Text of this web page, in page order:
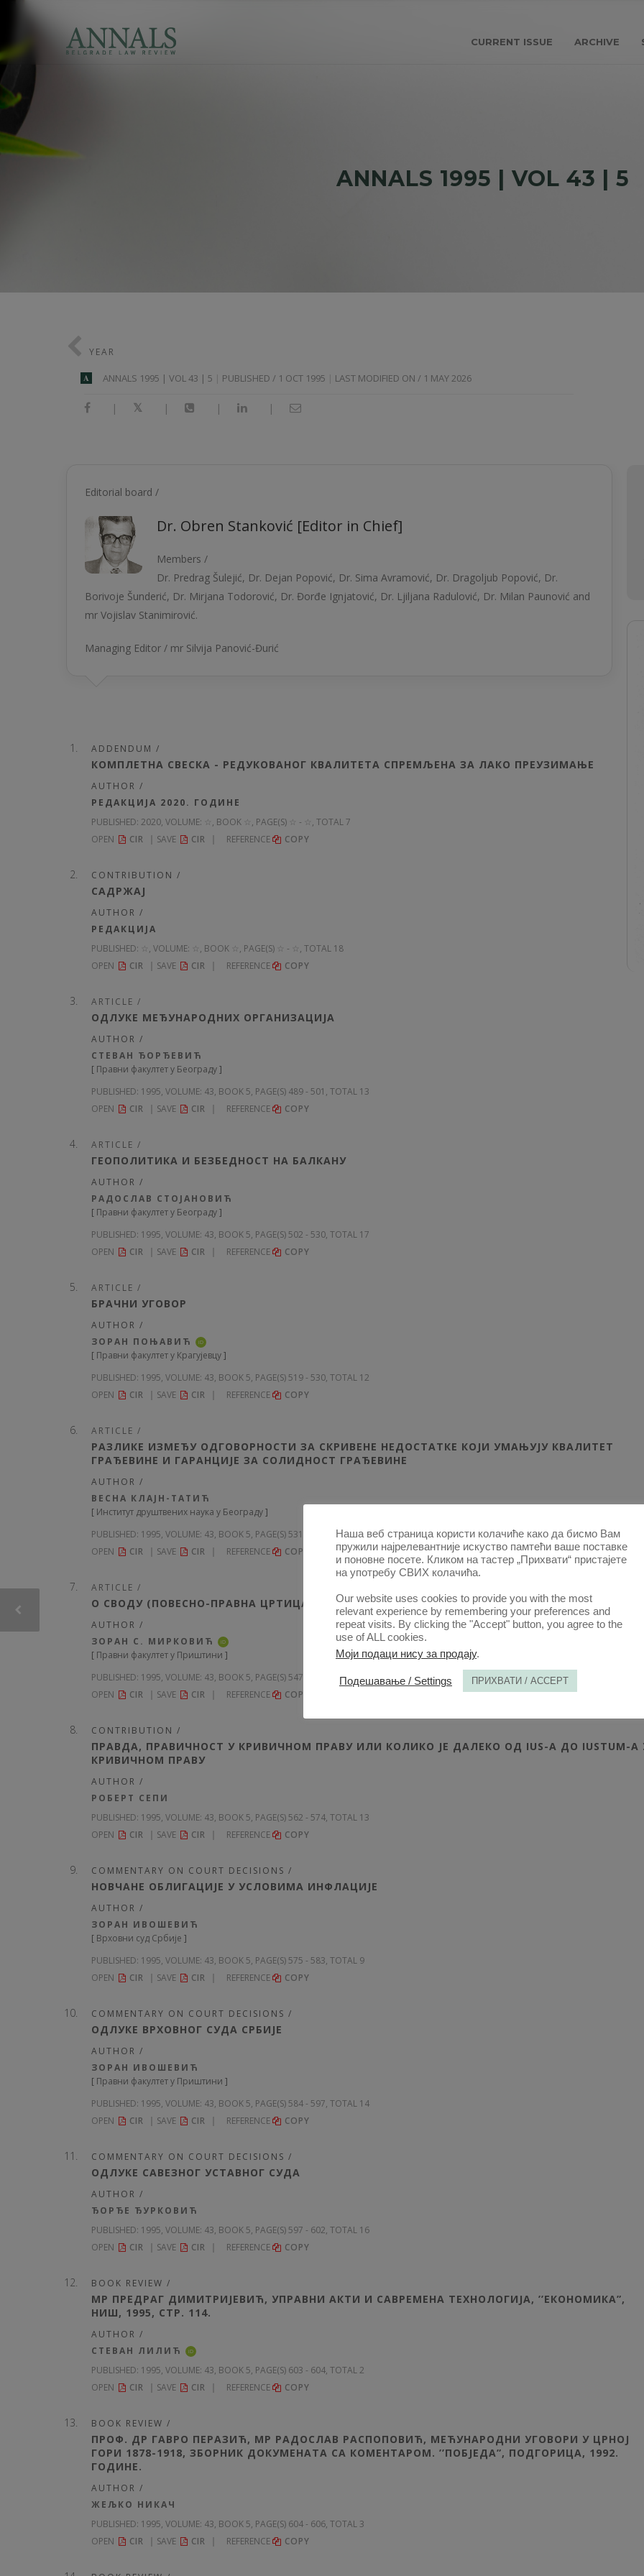
CURRENT ISSUE ARCHIVE
ANNALS 1995 | VOL 43 | 5
YEAR
A ANNALS 1995 | VOL 43 | 5 PUBLISHED / 1 OCT 1995 LAST MODIFIED ON / 1 MAY 2026
| | | |
Editorial board /
Dr. Obren Stanković [Editor in Chief]
Members /
Dr. Predrag Šulejić, Dr. Dejan Popović, Dr. Sima Avramović, Dr. Dragolјub Popović, Dr.
Borivoje Šunderić, Dr. Mirjana Todorović, Dr. Đorđe Ignjatović, Dr. Ljilјana Radulović, Dr. Milan Paunović and
mr Vojislav Stanimirović.
Managing Editor / mr Silvija Panović-Đurić
ADDENDUM /
КОМПЛЕТНА СВЕСКА - РЕДУКОВАНОГ КВАЛИТЕТА СПРЕМЉЕНА ЗА ЛАКО ПРЕУЗИМАЊЕ
AUTHOR /
РЕДАКЦИЈА 2020. ГОДИНЕ
PUBLISHED: 2020, VOLUME: ☆ , BOOK ☆, PAGE(S) ☆ - ☆, TOTAL 7
OPEN
CIR SAVE CIR REFERENCE COPY
CONTRIBUTION /
САДРЖАЈ
AUTHOR /
РЕДАКЦИЈА
PUBLISHED: ☆, VOLUME: ☆ , BOOK ☆, PAGE(S) ☆ - ☆, TOTAL 18
OPEN
CIR SAVE CIR REFERENCE COPY
ARTICLE /
ОДЛУКЕ МЕЂУНАРОДНИХ ОРГАНИЗАЦИЈА
AUTHOR /
СТЕВАН ЂОРЂЕВИЋ
[ Правни факултет у Београду]
PUBLISHED: 1995, VOLUME: 43, BOOK 5, PAGE(S) 489 - 501, TOTAL 13
OPEN
CIR SAVE CIR REFERENCE COPY
ARTICLE /
ГЕОПОЛИТИКА И БЕЗБЕДНОСТ НА БАЛКАНУ
AUTHOR /
РАДОСЛАВ СТОЈАНОВИЋ
[ Правни факултет у Београду]
PUBLISHED: 1995, VOLUME: 43, BOOK 5, PAGE(S) 502 - 530, TOTAL 17
OPEN
CIR SAVE CIR REFERENCE COPY
ARTICLE /
БРАЧНИ УГОВОР
AUTHOR /
ЗОРАН ПОЊАВИЋ
iD
[ Правни факултет у Крагујевцу]
PUBLISHED: 1995, VOLUME: 43, BOOK 5, PAGE(S) 519 - 530, TOTAL 12
OPEN
CIR SAVE CIR REFERENCE COPY
ARTICLE /
РАЗЛИКЕ ИЗМЕЂУ ОДГОВОРНОСТИ ЗА СКРИВЕНЕ НЕДОСТАТКЕ КОЈИ УМАЊУЈУ КВАЛИТЕТ
ГРАЂЕВИНЕ И ГАРАНЦИЈЕ ЗА СОЛИДНОСТ ГРАЂЕВИНЕ
AUTHOR /
ВЕСНА КЛАЈН-ТАТИЋ
[ Институт друштвених наука y Београду]
PUBLISHED: 1995, VOLUME: 43, BOOK 5, PAGE(S) 531 - 546, TOTAL 16
OPEN
CIR SAVE CIR REFERENCE COPY
ARTICLE /
О СВОДУ (ПОВЕСНО-ПРАВНА ЦРТИЦА)
AUTHOR /
ЗОРАН С. МИРКОВИЋ
iD
[ Правни факултет у Приштини ]
PUBLISHED: 1995, VOLUME: 43, BOOK 5, PAGE(S) 547 - 561, TOTAL 15
OPEN
CIR SAVE CIR REFERENCE COPY
CONTRIBUTION /
ПРАВДА, ПРАВИЧНОСТ У КРИВИЧНОМ ПРАВУ ИЛИ КОЛИКО JE ДАЛЕКО ОД IUS-A ДО IUSTUM-A
КРИВИЧНОМ ПРАВУ
AUTHOR /
РОБЕРТ СЕПИ
PUBLISHED: 1995, VOLUME: 43, BOOK 5, PAGE(S) 562 - 574, TOTAL 13
OPEN
CIR SAVE CIR REFERENCE COPY
COMMENTARY ON COURT DECISIONS /
НОВЧАНЕ ОБЛИГАЦИЈЕ У УСЛОВИМА ИНФЛАЦИЈЕ
AUTHOR /
ЗОРАН ИВОШЕВИЋ
[ Врховни суд Србије ]
PUBLISHED: 1995, VOLUME: 43, BOOK 5, PAGE(S) 575 - 583, TOTAL 9
OPEN
CIR SAVE CIR REFERENCE COPY
COMMENTARY ON COURT DECISIONS /
ОДЛУКЕ ВРХОВНОГ СУДА СРБИЈЕ
AUTHOR /
ЗОРАН ИВОШЕВИЋ
[ Правни факултет у Приштини ]
PUBLISHED: 1995, VOLUME: 43, BOOK 5, PAGE(S) 584 - 597, TOTAL 14
OPEN
CIR SAVE CIR REFERENCE COPY
COMMENTARY ON COURT DECISIONS /
ОДЛУКЕ САВЕЗНОГ УСТАВНОГ СУДА
AUTHOR /
ЂОРЂЕ ЂУРКОВИЋ
PUBLISHED: 1995, VOLUME: 43, BOOK 5, PAGE(S) 597 - 602, TOTAL 16
OPEN
CIR SAVE CIR REFERENCE COPY
BOOK REVIEW /
МР ПРЕДРАГ ДИМИТРИЈЕВИЋ, УПРАВНИ АКТИ И САВРЕМЕНА ТЕХНОЛОГИЈА, ’’ЕКОНОМИКА”,
НИШ, 1995, СТР. 114.
AUTHOR /
СТЕВАН ЛИЛИЋ
iD
PUBLISHED: 1995, VOLUME: 43, BOOK 5, PAGE(S) 603 - 604, TOTAL 2
OPEN
CIR SAVE CIR REFERENCE COPY
BOOK REVIEW /
ПРОФ. ДР ГАВРО ПЕРАЗИЋ, МР РАДОСЛАВ РАСПОПОВИЋ, МЕЋУНАРОДНИ УГОВОРИ У ЦРНОЈ
ГОРИ 1878-1918, ЗБОРНИК ДОКУМЕНАТА СА КОМЕНТАРОМ. ’’ПОБЈЕДА”, ПОДГОРИЦА, 1992.
ГОДИНЕ.
AUTHOR /
ЖЕЉКО НИКАЧ
PUBLISHED: 1995, VOLUME: 43, BOOK 5, PAGE(S) 604 - 606, TOTAL 3
OPEN
CIR SAVE CIR REFERENCE COPY
Наша веб страница користи колачиће како да бисмо Вам
пружили најрелевантније искуство памтећи ваше поставке
и поновне посете. Кликом на тастер „Прихвати“ пристајете
на употребу СВИХ колачића.
Our website uses cookies to provide you with the most
relevant experience by remembering your preferences and
repeat visits. By clicking the "Accept" button, you agree to the
use of ALL cookies.
Моји подаци нису за продају.
Подешавање / Settings ПРИХВАТИ / ACCEPT